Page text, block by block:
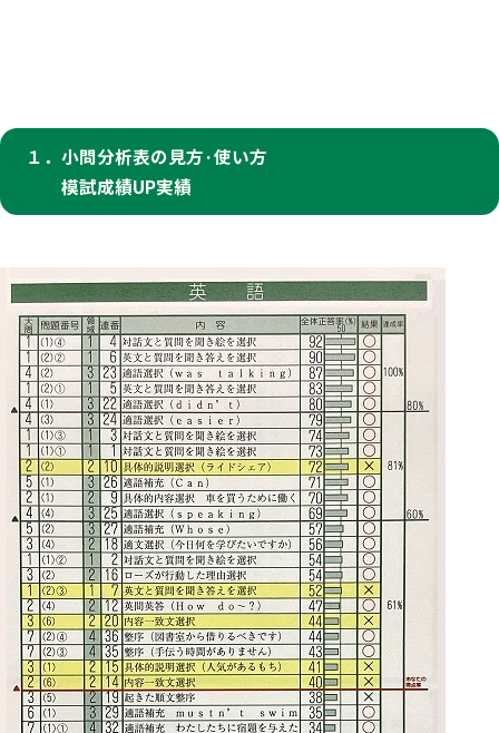
１．小問分析表の見方·使い方
模試成績UP実績